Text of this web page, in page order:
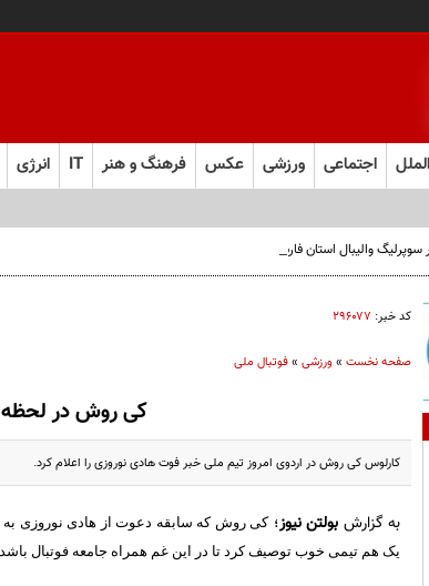
اجتماعی ورزشی عکس فرهنگ و هنر IT انرژی
سوپرلیگ والیبال استان فارس صعود کرد
کد خبر: ۲۹۶۰۷۷
صفحه نخست»ورزشی»فوتبال ملی
کی روش در
کارلوس کی روش در اردوی امروز تیم ملی خبر فوت هادی نوروزی را اعلام کرد.
به گزارش بولتن نیوز؛کی روش که سابقه دعوت از هادی نوروزی به
یک هم تیمی خوب توصیف کرد تا در این غم همراه جامعه فوتبال